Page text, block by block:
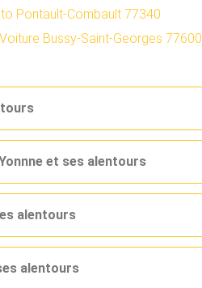
Pontault-Combault 77340
Bussy-Saint-Georges 77600
et ses alentours
alentours
alentours